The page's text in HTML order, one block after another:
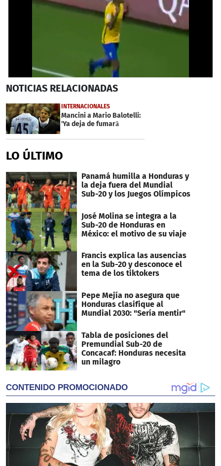
seconds
1
minute,
8
seconds
NOTICIAS RELACIONADAS
INTERNACIONALES
Mancini a Mario Balotelli:
'Ya deja de fumarâ
LO ÚLTIMO
Panamá humilla a Honduras y
la deja fuera del Mundial
Sub-20 y los Juegos Olímpicos
José Molina se integra a la
Sub-20 de Honduras en
México: el motivo de su viaje
Francis explica las ausencias
en la Sub-20 y desconoce el
tema de los tiktokers
Pepe Mejía no asegura que
Honduras clasifique al
Mundial 2030: "Sería mentir"
Tabla de posiciones del
Premundial Sub-20 de
Concacaf: Honduras necesita
un milagro